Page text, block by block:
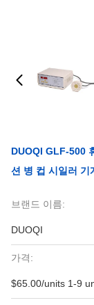
DUOQI GLF-500
션 병 컵 시일러 기
브랜드 이름:
DUOQI
가격:
$65.00/units 1-9